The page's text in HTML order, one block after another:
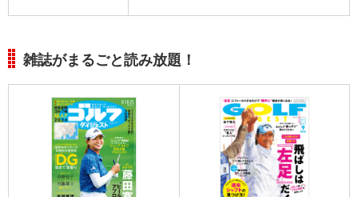
雑誌がまるごと読み放題！